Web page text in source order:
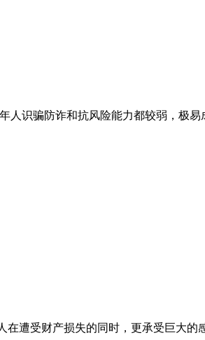
识骗防诈和抗风险能力都较弱，极易
遭受财产损失的同时，更承受巨大的